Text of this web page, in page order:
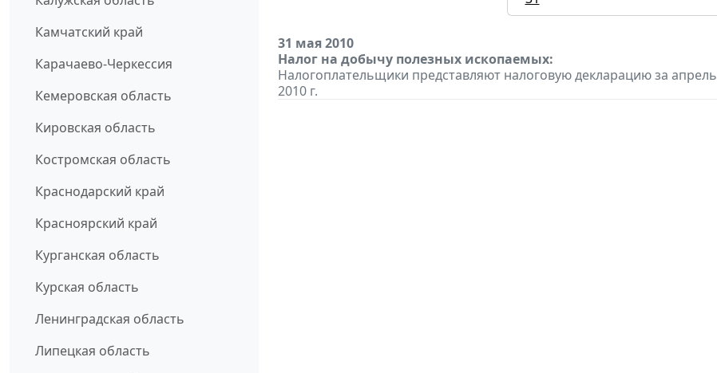
Камчатский край
Карачаево-Черкессия
Кемеровская область
Кировская область
Костромская область
Краснодарский край
Красноярский край
Курганская область
Курская область
Ленинградская область
Липецкая область
31 мая 2010
Налог на добычу полезных ископаемых:
Налогоплательщики представляют налоговую декларацию за апрель
2010 г.